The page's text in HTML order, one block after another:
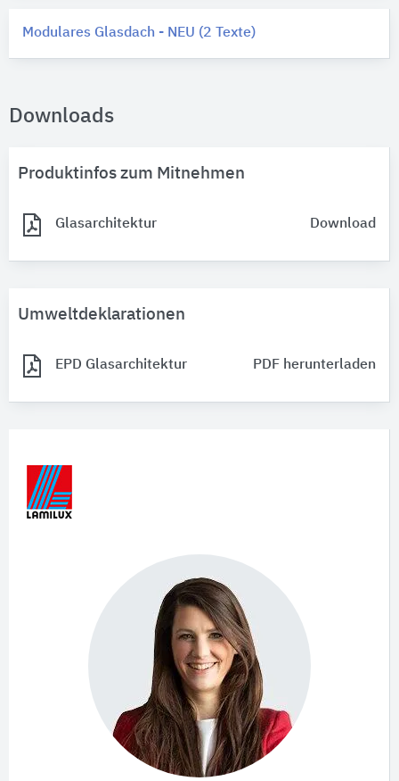
Modulares Glasdach - NEU (2 Texte)
Downloads
Produktinfos zum Mitnehmen
Glasarchitektur Download
Umweltdeklarationen
EPD Glasarchitektur PDF herunterladen